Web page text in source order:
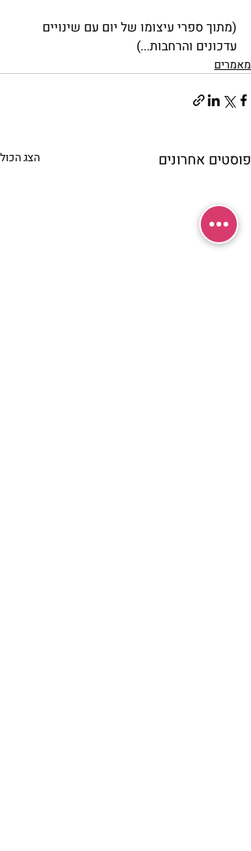
(מתוך ספרי עיצומו של יום עם שינויים
עדכונים והרחבות...)
מאמרים
פוסטים אחרונים הצג הכול